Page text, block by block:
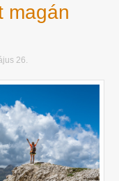
magán
26.